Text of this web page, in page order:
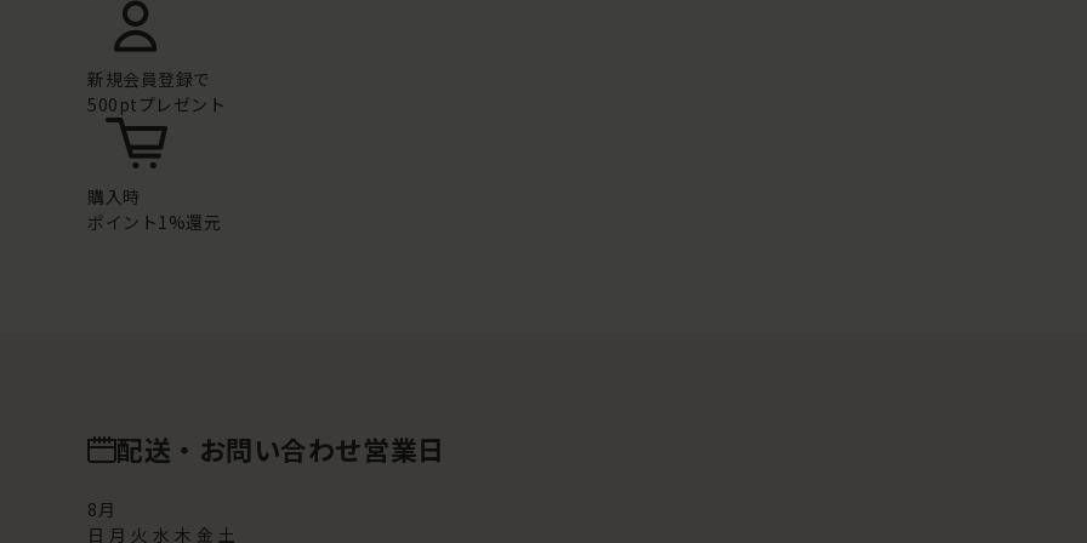
新規会員登録で
500ptプレゼント
購入時
ポイント1%還元
配送・お問い合わせ営業日
8月
日 月 火 水 木 金 土